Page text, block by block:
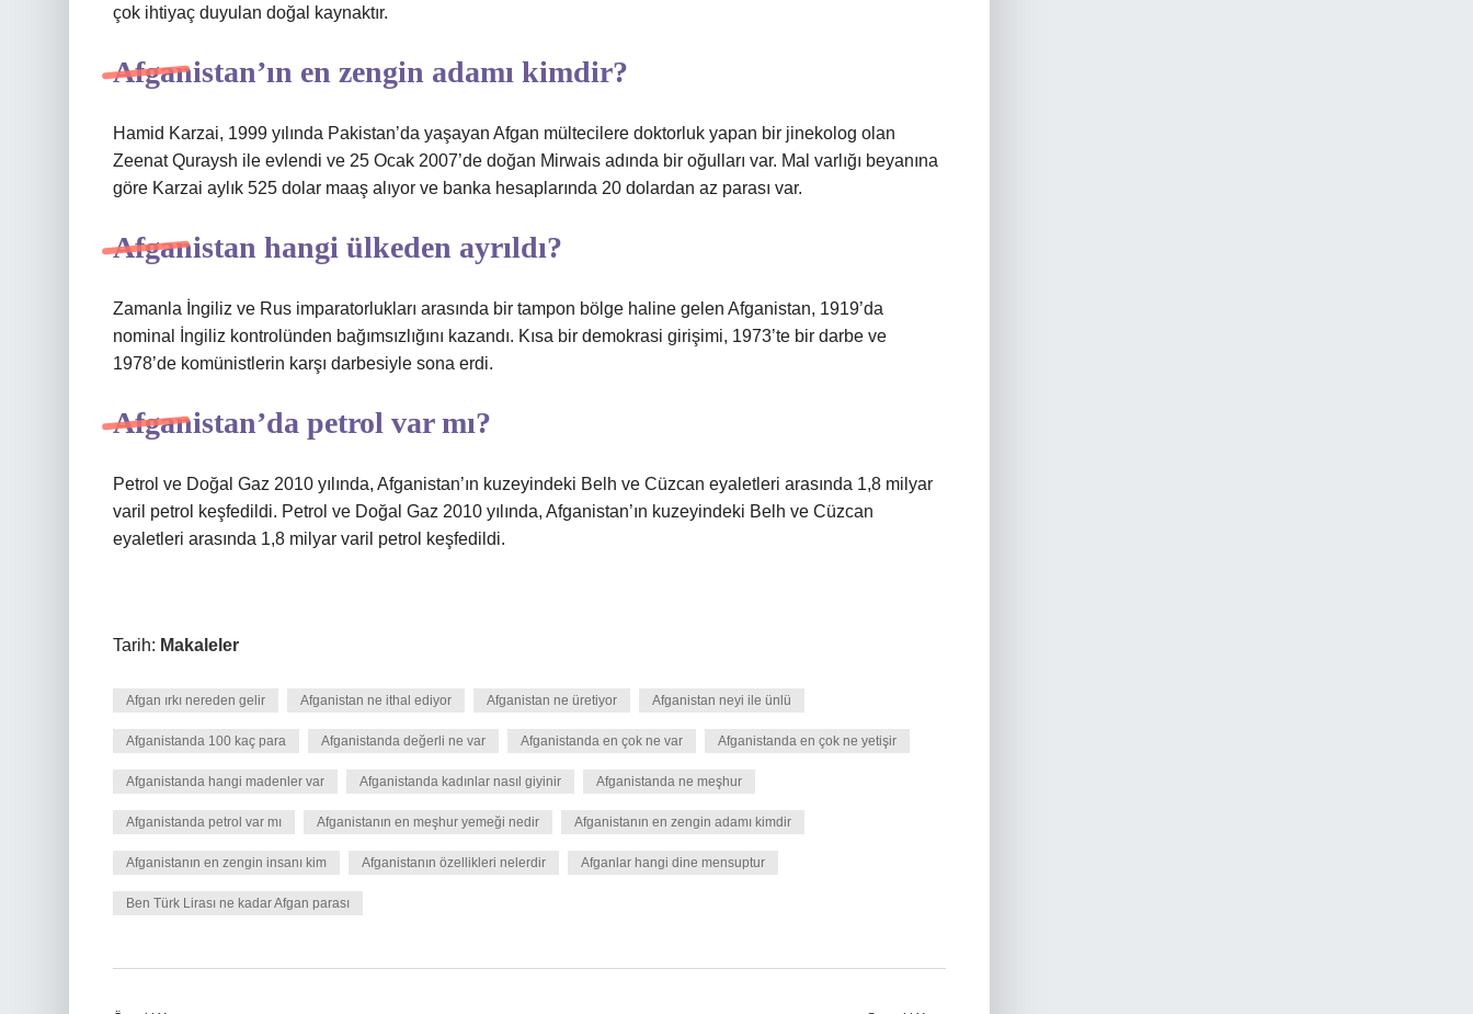
çok ihtiyaç duyulan doğal kaynaktır.
Afganistan’ın en zengin adamı kimdir?
Hamid Karzai, 1999 yılında Pakistan’da yaşayan Afgan mültecilere doktorluk yapan bir jinekolog olan
Zeenat Quraysh ile evlendi ve 25 Ocak 2007’de doğan Mirwais adında bir oğulları var. Mal varlığı beyanına
göre Karzai aylık 525 dolar maaş alıyor ve banka hesaplarında 20 dolardan az parası var.
Afganistan hangi ülkeden ayrıldı?
Zamanla İngiliz ve Rus imparatorlukları arasında bir tampon bölge haline gelen Afganistan, 1919’da
nominal İngiliz kontrolünden bağımsızlığını kazandı. Kısa bir demokrasi girişimi, 1973’te bir darbe ve
1978’de komünistlerin karşı darbesiyle sona erdi.
Afganistan’da petrol var mı?
Petrol ve Doğal Gaz 2010 yılında, Afganistan’ın kuzeyindeki Belh ve Cüzcan eyaletleri arasında 1,8 milyar
varil petrol keşfedildi. Petrol ve Doğal Gaz 2010 yılında, Afganistan’ın kuzeyindeki Belh ve Cüzcan
eyaletleri arasında 1,8 milyar varil petrol keşfedildi.
Tarih: Makaleler
Afgan ırkı nereden gelir Afganistan ne ithal ediyor Afganistan ne üretiyor Afganistan neyi ile ünlü
Afganistanda 100 kaç para Afganistanda değerli ne var Afganistanda en çok ne var Afganistanda en çok ne yetişir
Afganistanda hangi madenler var Afganistanda kadınlar nasıl giyinir Afganistanda ne meşhur
Afganistanda petrol var mı Afganistanın en meşhur yemeği nedir Afganistanın en zengin adamı kimdir
Afganistanın en zengin insanı kim Afganistanın özellikleri nelerdir Afganlar hangi dine mensuptur
Ben Türk Lirası ne kadar Afgan parası